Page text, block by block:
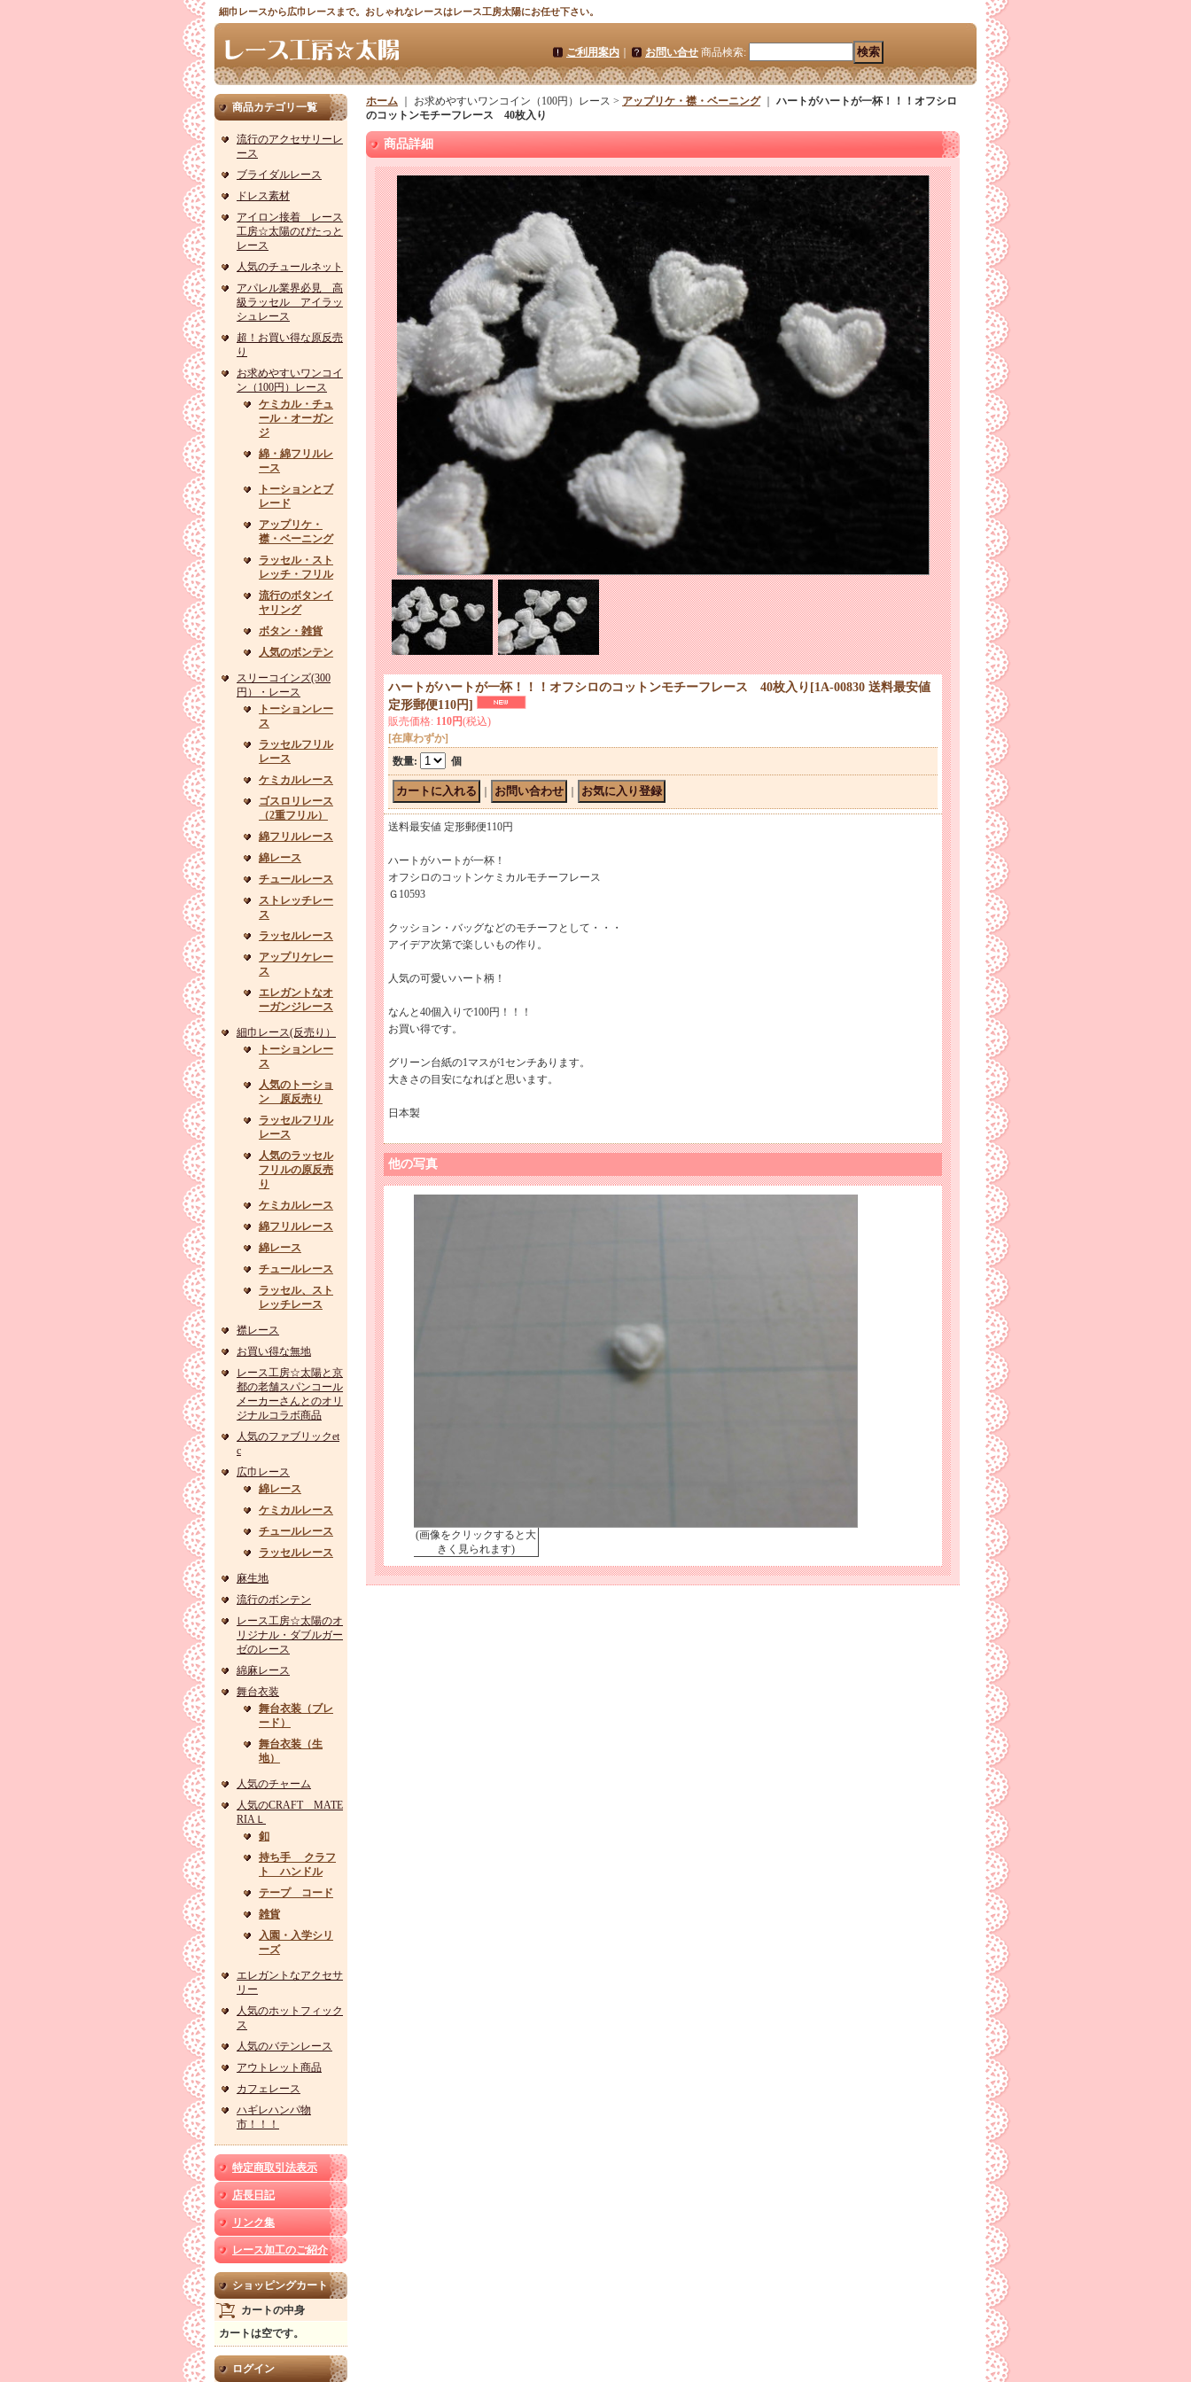
細巾レースから広巾レースまで。おしゃれなレースはレース工房太陽にお任せ下さい。
ご利用案内 お問い合せ 商品検索:
商品カテゴリ一覧
流行のアクセサリーレ
ース
ブライダルレース
ドレス素材
アイロン接着 レース
工房☆太陽のぴたっと
レース
人気のチュールネット
アパレル業界必見 高
級ラッセル アイラッ
シュレース
超！お買い得な原反売
り
お求めやすいワンコイ
ン（100円）レース
ケミカル・チュ
ール・オーガン
ジ
綿・綿フリルレ
ース
トーションとブ
レード
アップリケ・
襟・ベーニング
ラッセル・スト
レッチ・フリル
流行のボタンイ
ヤリング
ボタン・雑貨
人気のボンテン
スリーコインズ(300
円）・レース
トーションレー
ス
ラッセルフリル
レース
ケミカルレース
ゴスロリレース
（2重フリル）
綿フリルレース
綿レース
チュールレース
ストレッチレー
ス
ラッセルレース
アップリケレー
ス
エレガントなオ
ーガンジレース
細巾レース(反売り）
トーションレー
ス
人気のトーショ
ン 原反売り
ラッセルフリル
レース
人気のラッセル
フリルの原反売
り
ケミカルレース
綿フリルレース
綿レース
チュールレース
ラッセル、スト
レッチレース
襟レース
お買い得な無地
レース工房☆太陽と京
都の老舗スパンコール
メーカーさんとのオリ
ジナルコラボ商品
人気のファブリックet
c
広巾レース
綿レース
ケミカルレース
チュールレース
ラッセルレース
麻生地
流行のボンテン
レース工房☆太陽のオ
リジナル・ダブルガー
ゼのレース
綿麻レース
舞台衣装
舞台衣装（ブレ
ード）
舞台衣装（生
地）
人気のチャーム
人気のCRAFT MATE
RIAＬ
釦
持ち手 クラフ
ト ハンドル
テープ コード
雑貨
入園・入学シリ
ーズ
エレガントなアクセサ
リー
人気のホットフィック
ス
人気のバテンレース
アウトレット商品
カフェレース
ハギレハンパ物
市！！！
特定商取引法表示
店長日記
リンク集
レース加工のご紹介
ショッピングカート
カートの中身
カートは空です。
ログイン
ホーム ｜ お求めやすいワンコイン（100円）レース > アップリケ・襟・ベーニング｜ ハートがハートが一杯！！！オフシロ
のコットンモチーフレース 40枚入り
商品詳細
ハートがハートが一杯！！！オフシロのコットンモチーフレース 40枚入り [1A-00830 送料最安値
定形郵便110円]
販売価格: 110円(税込)
[在庫わずか]
数量: 個
送料最安値 定形郵便110円
ハートがハートが一杯！
オフシロのコットンケミカルモチーフレース
Ｇ10593
クッション・バッグなどのモチーフとして・・・
アイデア次第で楽しいもの作り。
人気の可愛いハート柄！
なんと40個入りで100円！！！
お買い得です。
グリーン台紙の1マスが1センチあります。
大きさの目安になればと思います。
日本製
他の写真
(画像をクリックすると大
きく見られます)